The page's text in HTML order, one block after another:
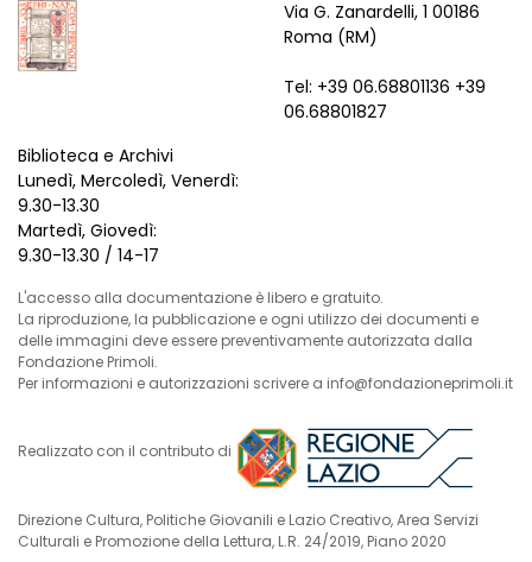
Via G. Zanardelli, 1 00186
Roma (RM)
Tel: +39 06.68801136 +39
06.68801827
Biblioteca e Archivi
Lunedì, Mercoledì, Venerdì:
9.30-13.30
Martedì, Giovedì:
9.30-13.30 / 14-17
L'accesso alla documentazione è libero e gratuito.
La riproduzione, la pubblicazione e ogni utilizzo dei documenti e
delle immagini deve essere preventivamente autorizzata dalla
Fondazione Primoli.
Per informazioni e autorizzazioni scrivere a info@fondazioneprimoli.it
Realizzato con il contributo di
Direzione Cultura, Politiche Giovanili e Lazio Creativo, Area Servizi
Culturali e Promozione della Lettura, L.R. 24/2019, Piano 2020